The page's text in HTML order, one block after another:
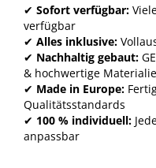
✔ Sofort verfügbar:
verfügbar
✔ Alles inklusive:
✔ Nachhaltig gebaut:
& hochwertige
✔ Made in Europe:
Qualitätsstandards
✔ 100 % individuell:
anpassbar